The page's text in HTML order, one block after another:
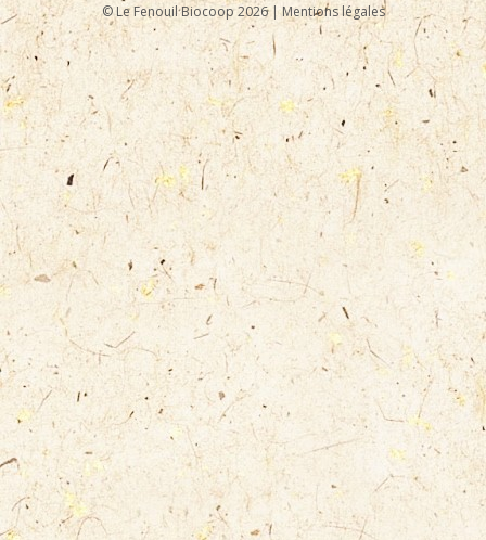
© Le Fenouil Biocoop 2026 |Mentions légales